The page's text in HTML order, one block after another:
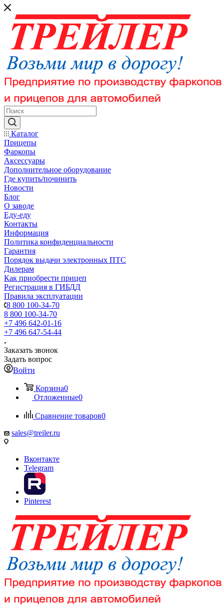
Каталог
Прицепы
Фаркопы
Аксессуары
Дополнительное оборудование
Где купить/починить
Новости
Блог
О заводе
Еду-еду
Контакты
Информация
Политика конфиденциальности
Гарантия
Порядок выдачи электронных ПТС
Дилерам
Как приобрести прицеп
Регистрация в ГИБДД
Правила эксплуатации
8 800 100-34-70
8 800 100-34-70
+7 496 642-01-16
+7 496 647-54-44
Заказать звонок
Задать вопрос
Войти
Корзина0
Отложенные0
Сравнение товаров0
sales@treiler.ru
Вконтакте
Telegram
Pinterest